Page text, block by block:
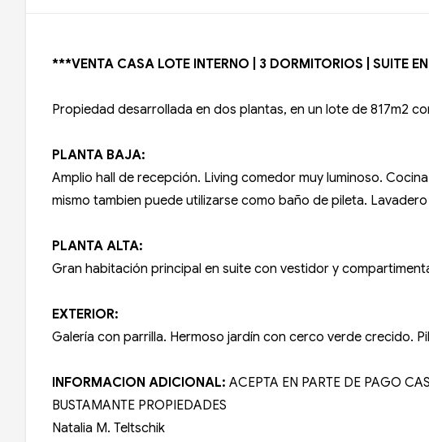
***VENTA CASA LOTE INTERNO | 3 DORMITORIOS | SUITE
Propiedad desarrollada en dos plantas, en un lote de 817m2
PLANTA BAJA:
Amplio hall de recepción. Living comedor muy luminoso.
mismo tambien puede utilizarse como baño de pileta.
PLANTA ALTA:
Gran habitación principal en suite con vestidor y
EXTERIOR:
Galería con parrilla. Hermoso jardín con cerco verde crecido.
INFORMACION ADICIONAL: ACEPTA EN PARTE DE PAGO
BUSTAMANTE PROPIEDADES
Natalia M. Teltschik